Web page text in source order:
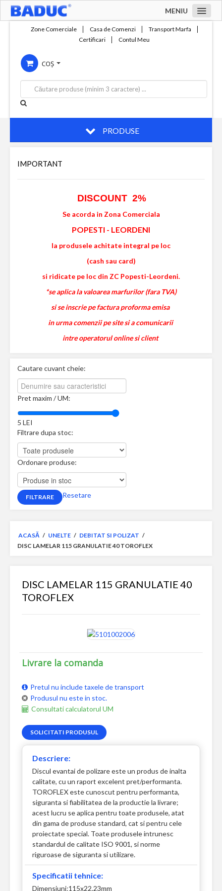
MENIU
Compania
Servicii
Productie
Contact
Zone Comerciale Casa de Comenzi
Transport Marfa
Certificari
Contul Meu
COȘ
PRODUSE
IMPORTANT
DISCOUNT 2%
Se acorda in Zona Comerciala
POPESTI - LEORDENI
la produsele achitate integral pe loc
(cash sau card)
si ridicate pe loc din ZC Popesti-Leordeni.
*se aplica la valoarea marfurilor (fara TVA)
si se inscrie pe factura proforma emisa
in urma comenzii pe site si a comunicarii
intre operatorul online si client
Cautare cuvant cheie:
Pret maxim / UM:
5 LEI
Filtrare dupa stoc:
Ordonare produse:
Resetare
ACASĂ / UNELTE / DEBITAT SI POLIZAT /
DISC LAMELAR 115 GRANULATIE 40 TOROFLEX
DISC LAMELAR 115 GRANULATIE 40
TOROFLEX
Livrare la comanda
Pretul nu include taxele de transport
Produsul nu este in stoc.
Consultati calculatorul UM
SOLICITATI PRODUSUL
Descriere:
Discul evantai de polizare este un produs de inalta
calitate, cu un raport excelent pret/performanta.
TOROFLEX este cunoscut pentru performanta,
siguranta si fiabilitatea de la productie la livrare;
acest lucru se aplica pentru toate produsele, atat
din gama de produse standard, cat si pentru cele
proiectate special. Toate produsele intrunesc
standardul de calitate ISO 9001, si norme
riguroase de siguranta si utilizare.
Specificatii tehnice:
Dimensiuni:115x22,23mm